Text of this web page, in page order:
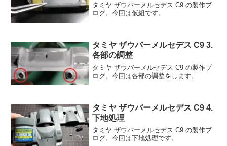
タミヤ ザウバーメルセデス C9 の製作ブ
ログ。今回は仮組です。
タミヤ ザウバーメルセデス C9 3.
各部の調整
タミヤ ザウバーメルセデス C9 の製作ブ
ログ。今回は各部の調整をします。
タミヤ ザウバーメルセデス C9 4.
下地処理
タミヤ ザウバーメルセデス C9 の製作ブ
ログ。今回は下地処理です。